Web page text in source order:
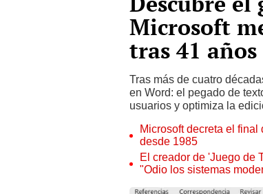
Microsoft
tras 41 años
Tras más de cuatro
en Word: el pegado de
usuarios y optimiza la
Microsoft decreta el
desde 1985
El creador de 'Juego de
"Odio los sistemas